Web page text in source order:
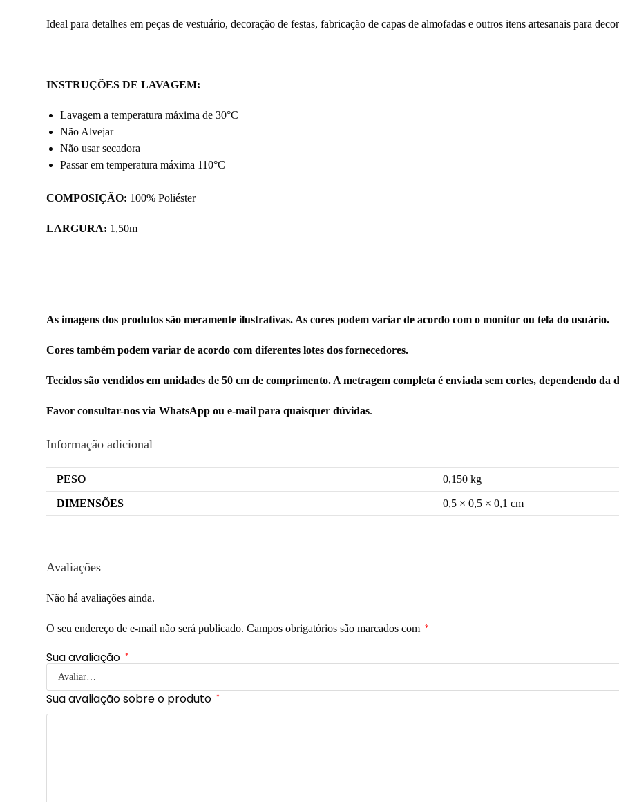
Ideal para detalhes em peças de vestuário, decoração de festas, fabricação de capas de almofadas e outros itens artesanais para
INSTRUÇÕES DE LAVAGEM:
Lavagem a temperatura máxima de 30°C
Não Alvejar
Não usar secadora
Passar em temperatura máxima 110°C
COMPOSIÇÃO: 100% Poliéster
LARGURA: 1,50m
As imagens dos produtos são meramente ilustrativas. As cores podem variar de acordo com o monitor ou tela do usuário.
Cores também podem variar de acordo com diferentes lotes dos fornecedores.
Tecidos são vendidos em unidades de 50 cm de comprimento. A metragem completa é enviada sem cortes, dependendo da
Favor consultar-nos via WhatsApp ou e-mail para quaisquer dúvidas.
Informação adicional
PESO 0,150 kg
DIMENSÕES 0,5 × 0,5 × 0,1 cm
Avaliações
Não há avaliações ainda.
O seu endereço de e-mail não será publicado. Campos obrigatórios são marcados com *
Sua avaliação *
Sua avaliação sobre o produto *